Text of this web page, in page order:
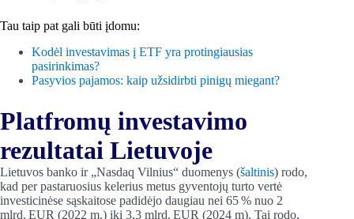
Tau taip pat gali būti įdomu:
Kodėl investavimas į ETF yra protingiausias
pasirinkimas?
Pasyvios pajamos: kaip užsidirbti pinigų miegant?
Platfromų investavimo
rezultatai Lietuvoje
Lietuvos banko ir „Nasdaq Vilnius“ duomenys (šaltinis) rodo,
kad per pastaruosius kelerius metus gyventojų turto vertė
investicinėse sąskaitose padidėjo daugiau nei 65 % nuo 2
mlrd. EUR (2022 m.) iki 3,3 mlrd. EUR (2024 m). Tai rodo,